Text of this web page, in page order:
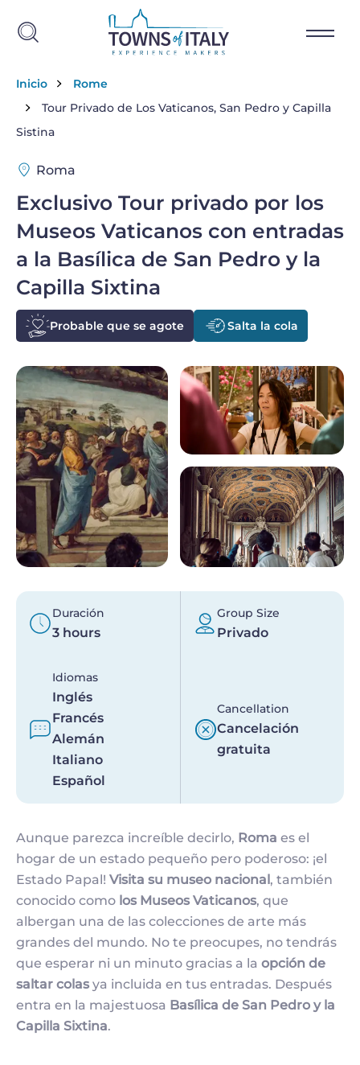
Breadcrumb
Inicio
Rome
Tour Privado de Los Vaticanos, San Pedro y Capilla
Sistina
Roma
Exclusivo Tour privado por los
Museos Vaticanos con entradas
a la Basílica de San Pedro y la
Capilla Sixtina
Probable que se agote Salta la cola
Duración
3 hours
Group Size
Privado
Idiomas
Inglés
Francés
Alemán
Italiano
Español
Cancellation
Cancelación
gratuita
Aunque parezca increíble decirlo, Roma es el
hogar de un estado pequeño pero poderoso: ¡el
Estado Papal! Visita su museo nacional, también
conocido como los Museos Vaticanos, que
albergan una de las colecciones de arte más
grandes del mundo. No te preocupes, no tendrás
que esperar ni un minuto gracias a la opción de
saltar colas ya incluida en tus entradas. Después
entra en la majestuosa Basílica de San Pedro y la
Capilla Sixtina.